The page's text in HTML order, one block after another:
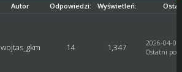
Autor Odpowiedzi: Wyświetleń:
wojtas_gkm 14 1,347
2026-04-
Ostatni post